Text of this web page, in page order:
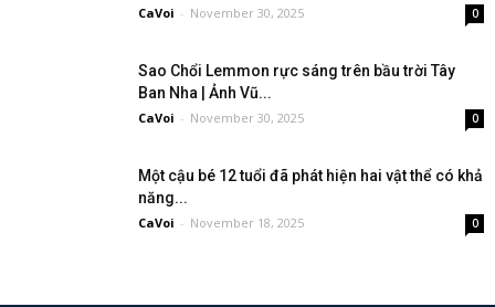
CaVoi - November 30, 2025 0
Sao Chổi Lemmon rực sáng trên bầu trời Tây
Ban Nha | Ảnh Vũ...
CaVoi - November 30, 2025 0
Một cậu bé 12 tuổi đã phát hiện hai vật thể có khả
năng...
CaVoi - November 18, 2025 0